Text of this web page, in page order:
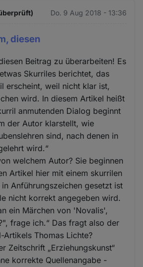
Do. 9 Aug 2018 - 13:36
diesen
Beitrag zu überarbeiten! Es
Skurriles berichtet, das
erscheint, weil nicht klar ist,
wird. In diesem Artikel heißt
anmutenden Dialog beginnt
der Autor klarstellt, wie
sind, nach denen in
wird.“
welchem Autor? Sie beginnen
Artikel hier mit einem skurrilen
Anführungszeichen gesetzt ist
nicht korrekt angegeben wird.
ein Märchen von 'Novalis',
frage ich.“ Das fragt also der
Artikels Thomas Lichte?
Zeitschrift „Erziehungskunst“
korrekte Quellenangabe -